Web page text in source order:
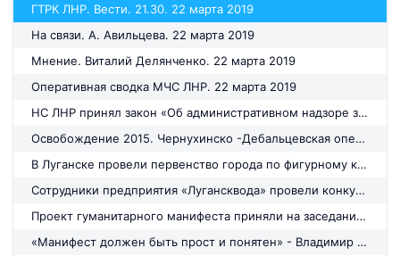
ГТРК ЛНР. Вести. 21.30. 22 марта 2019
На связи. А. Авильцева. 22 марта 2019
Мнение. Виталий Делянченко. 22 марта 2019
Оперативная сводка МЧС ЛНР. 22 марта 2019
НС ЛНР принял закон «Об административном надзоре за лицами освобожденными из мест лишения свободы
Освобождение 2015. Чернухинско -Дебальцевская операция. часть 6
В Луганске провели первенство города по фигурному катанию. 22 марта 2019
Сотрудники предприятия «Лугансквода» провели конкурс детских работ
Проект гуманитарного манифеста приняли на заседании круглого стола в Луганске
«Манифест должен быть прост и понятен» - Владимир Крюков. 22 марта 2019